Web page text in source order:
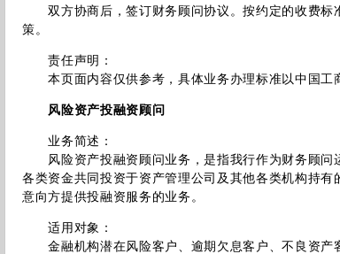
双方协商后，签订财务顾问协议。按约定的收费标
策。
责任声明：
本页面内容仅供参考，具体业务办理标准以中国工
风险资产投融资顾问
业务简述：
风险资产投融资顾问业务，是指我行作为财务顾问
各类资金共同投资于资产管理公司及其他各类机构持
意向方提供投融资服务的业务。
适用对象：
金融机构潜在风险客户、逾期欠息客户、不良资产